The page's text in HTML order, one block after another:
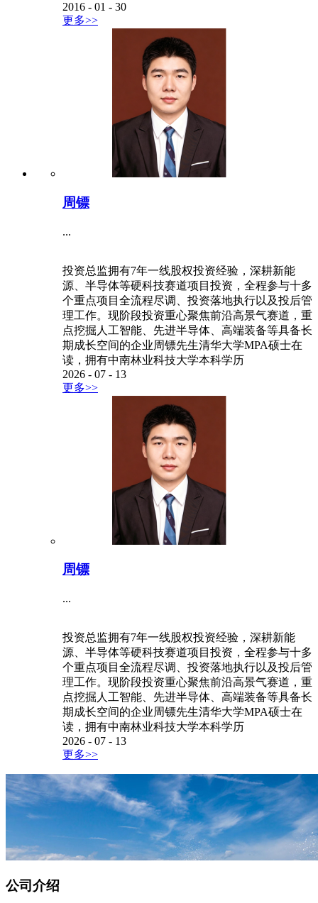
2016 - 01 - 30
更多>>
周镖
...
投资总监拥有7年一线股权投资经验，深耕新能
源、半导体等硬科技赛道项目投资，全程参与十多
个重点项目全流程尽调、投资落地执行以及投后管
理工作。现阶段投资重心聚焦前沿高景气赛道，重
点挖掘人工智能、先进半导体、高端装备等具备长
期成长空间的企业周镖先生清华大学MPA硕士在
读，拥有中南林业科技大学本科学历
2026 - 07 - 13
更多>>
周镖
...
投资总监拥有7年一线股权投资经验，深耕新能
源、半导体等硬科技赛道项目投资，全程参与十多
个重点项目全流程尽调、投资落地执行以及投后管
理工作。现阶段投资重心聚焦前沿高景气赛道，重
点挖掘人工智能、先进半导体、高端装备等具备长
期成长空间的企业周镖先生清华大学MPA硕士在
读，拥有中南林业科技大学本科学历
2026 - 07 - 13
更多>>
公司介绍